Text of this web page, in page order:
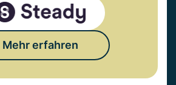
Mehr erfahren